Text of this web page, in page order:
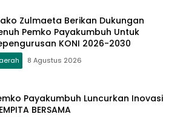
Zulmaeta Berikan Dukungan
Pemko Payakumbuh Untuk
KONI 2026-2030
8 Agustus 2026
Payakumbuh Luncurkan Inovasi
BERSAMA